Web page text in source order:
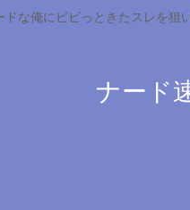
ドな俺にビビっときたスレを狙
ナード